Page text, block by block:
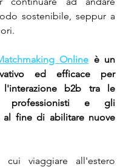
sostenibile, seppur a
Online è un
ed efficace per
l'interazione b2b tra le
professionisti e gli
al fine di abilitare nuove
viaggiare all'estero